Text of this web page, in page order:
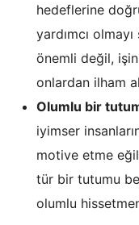
hedeflerine
yardımcı
önemli değil,
onlardan ilham
Olumlu bir
iyimser
motive etme
tür bir tutumu
olumlu